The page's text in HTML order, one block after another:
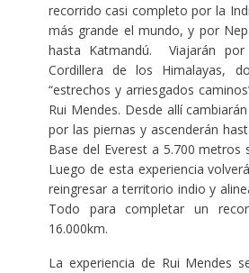
recorrido casi completo por la
más grande el mundo, y por
hasta Katmandú. Viajarán
Cordillera de los Himalayas,
“estrechos y arriesgados
Rui Mendes. Desde allí
por las piernas y ascenderán
Base del Everest a 5.700 metros
Luego de esta experiencia
reingresar a territorio indio y
Todo para completar un
16.000km.
La experiencia de Rui Mendes